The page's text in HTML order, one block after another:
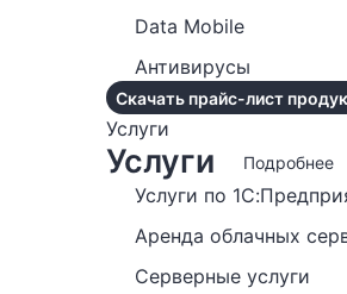
Data Mobile
Антивирусы
Скачать прайс-лист
Услуги
Услуги Подробнее
Услуги по
Аренда облачных
Серверные услуги